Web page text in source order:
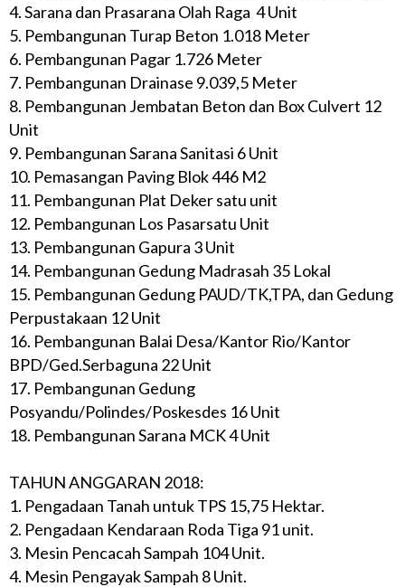
4. Sarana dan Prasarana Olah Raga 4 Unit
5. Pembangunan Turap Beton 1.018 Meter
6. Pembangunan Pagar 1.726 Meter
7. Pembangunan Drainase 9.039,5 Meter
8. Pembangunan Jembatan Beton dan Box Culvert 12
Unit
9. Pembangunan Sarana Sanitasi 6 Unit
10. Pemasangan Paving Blok 446 M2
11. Pembangunan Plat Deker satu unit
12. Pembangunan Los Pasarsatu Unit
13. Pembangunan Gapura 3 Unit
14. Pembangunan Gedung Madrasah 35 Lokal
15. Pembangunan Gedung PAUD/TK,TPA, dan Gedung
Perpustakaan 12 Unit
16. Pembangunan Balai Desa/Kantor Rio/Kantor
BPD/Ged.Serbaguna 22 Unit
17. Pembangunan Gedung
Posyandu/Polindes/Poskesdes 16 Unit
18. Pembangunan Sarana MCK 4 Unit
TAHUN ANGGARAN 2018:
1. Pengadaan Tanah untuk TPS 15,75 Hektar.
2. Pengadaan Kendaraan Roda Tiga 91 unit.
3. Mesin Pencacah Sampah 104 Unit.
4. Mesin Pengayak Sampah 8 Unit.